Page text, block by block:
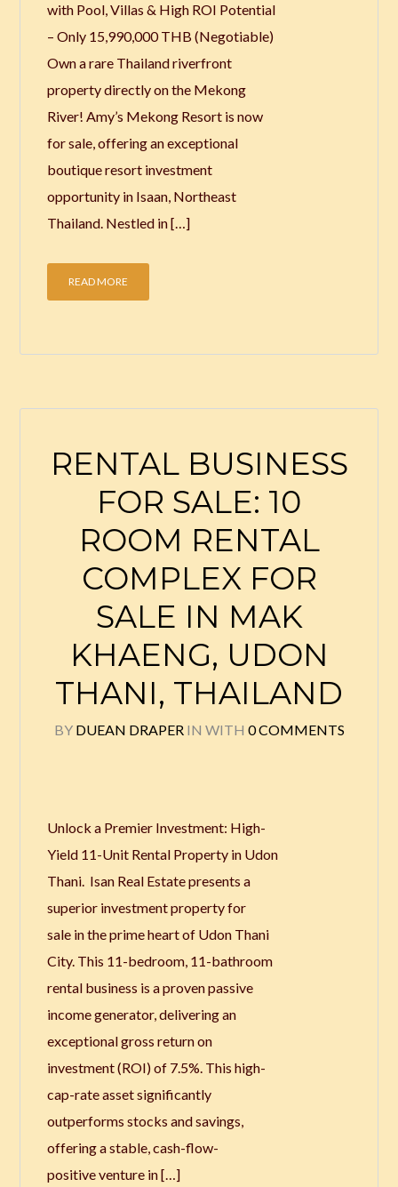
with Pool, Villas & High ROI Potential
– Only 15,990,000 THB (Negotiable)
Own a rare Thailand riverfront
property directly on the Mekong
River! Amy’s Mekong Resort is now
for sale, offering an exceptional
boutique resort investment
opportunity in Isaan, Northeast
Thailand. Nestled in […]
READ MORE
RENTAL BUSINESS
FOR SALE: 10
ROOM RENTAL
COMPLEX FOR
SALE IN MAK
KHAENG, UDON
THANI, THAILAND
BY DUEAN DRAPERIN WITH 0 COMMENTS
Unlock a Premier Investment: High-
Yield 11-Unit Rental Property in Udon
Thani. Isan Real Estate presents a
superior investment property for
sale in the prime heart of Udon Thani
City. This 11-bedroom, 11-bathroom
rental business is a proven passive
income generator, delivering an
exceptional gross return on
investment (ROI) of 7.5%. This high-
cap-rate asset significantly
outperforms stocks and savings,
offering a stable, cash-flow-
positive venture in […]